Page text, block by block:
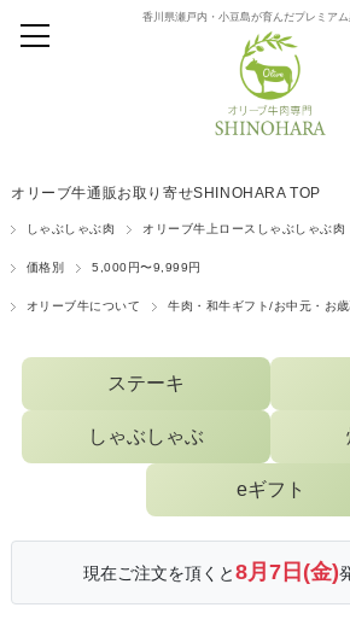
香川県瀬戸内・小豆島が育んだプレミア
オリーブ牛通販お取り寄せSHINOHARA TOP
しゃぶしゃぶ肉 オリーブ牛上ロースしゃぶしゃぶ肉
価格別 5,000円〜9,999円
オリーブ牛について 牛肉・和牛ギフト/お中元・お歳
ステーキ
しゃぶしゃぶ
eギフト
現在ご注文を頂くと8月7日(金)